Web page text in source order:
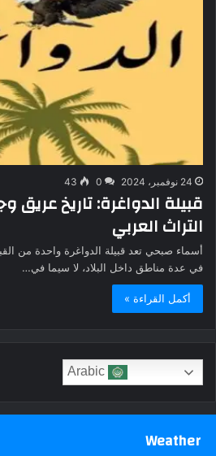
24 نوفمبر، 2024 0
43
قبيلة الدواغرة: تاريخ عريق
التراث العربي
أسماء صبحي تعد قبيلة الدواغرة واحدة من
في عدة مناطق داخل البلاد، لا سيما في…
أكمل القراءة »
Weather